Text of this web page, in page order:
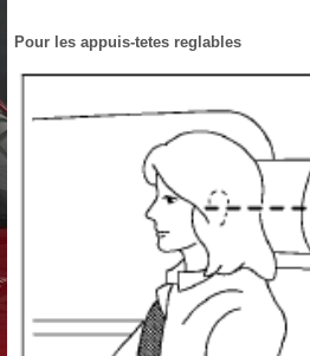
Pour les appuis-tetes reglables